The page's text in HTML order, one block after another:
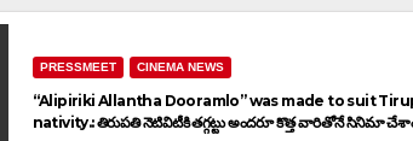
PRESSMEET CINEMA NEWS
“Alipiriki Allantha Dooramlo” was made to suit
nativity.: తిరుపతి నెటివిటీకి తగ్గట్టు అందరూ కొత్త వారితోనే సినిమా